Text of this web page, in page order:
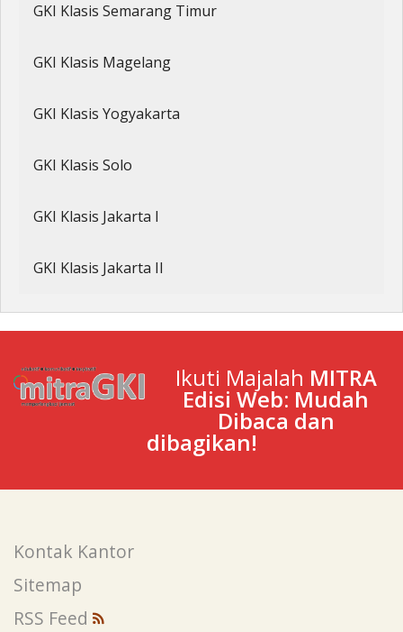
GKI Klasis Semarang Timur
GKI Klasis Magelang
GKI Klasis Yogyakarta
GKI Klasis Solo
GKI Klasis Jakarta I
GKI Klasis Jakarta II
Ikuti Majalah MITRA
Edisi Web: Mudah
Dibaca dan
dibagikan!
Kontak Kantor
Sitemap
RSS Feed